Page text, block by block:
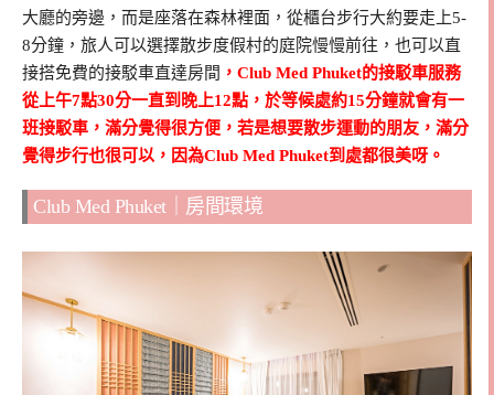
大廳的旁邊，而是座落在森林裡面，從櫃台步行大約要走上5-
8分鐘，旅人可以選擇散步度假村的庭院慢慢前往，也可以直
接搭免費的接駁車直達房間 ，Club Med Phuket的接駁車服務
從上午7點30分一直到晚上12點，於等候處約15分鐘就會有一
班接駁車，滿分覺得很方便，若是想要散步運動的朋友，滿分
覺得步行也很可以，因為Club Med Phuket到處都很美呀。
Club Med Phuket｜房間環境